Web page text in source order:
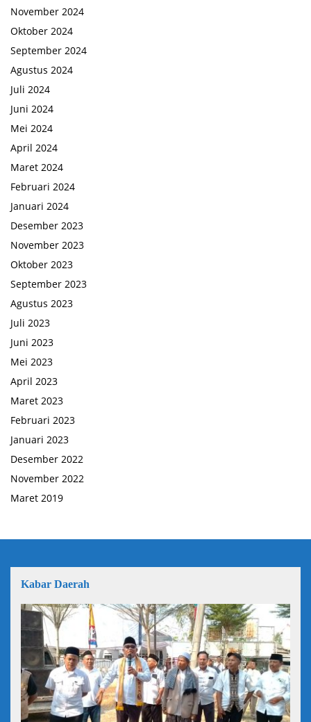
November 2024
Oktober 2024
September 2024
Agustus 2024
Juli 2024
Juni 2024
Mei 2024
April 2024
Maret 2024
Februari 2024
Januari 2024
Desember 2023
November 2023
Oktober 2023
September 2023
Agustus 2023
Juli 2023
Juni 2023
Mei 2023
April 2023
Maret 2023
Februari 2023
Januari 2023
Desember 2022
November 2022
Maret 2019
Kabar Daerah